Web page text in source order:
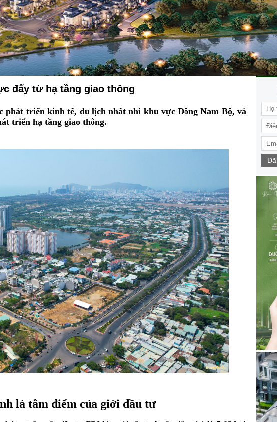
đẩy từ hạ tầng giao thông
phát triển kinh tế, du lịch nhất nhì khu vực Đông Nam Bộ, và
triển hạ tầng giao thông.
là tâm điểm của giới đầu tư